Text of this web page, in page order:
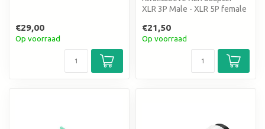
€29,00
Op voorraad
XLR 3P Male - XLR 5P female
€21,50
Op voorraad